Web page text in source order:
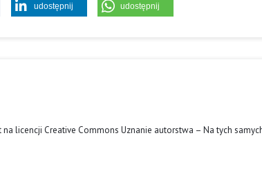
udostępnij udostępnij
na licencji Creative Commons Uznanie autorstwa – Na tych